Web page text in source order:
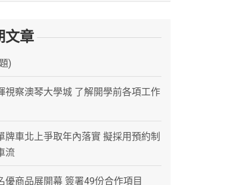
文章
)
視察澳琴大學城 了解開學前各項工作
牌車北上爭取年內落實 擬採用預約制
流
優商品展開幕 簽署49份合作項目